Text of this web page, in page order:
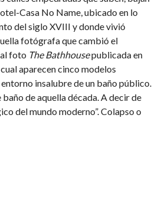
Casa No Name, ubicado en lo
del siglo XVIII y donde vivió
fotógrafa que cambió el
foto The Bathhousepublicada en
aparecen cinco modelos
insalubre de un baño público.
de aquella década. A decir de
del mundo moderno”. Colapso o